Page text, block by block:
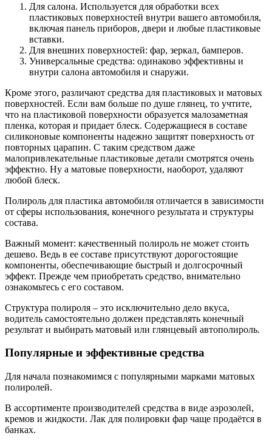
Для салона. Используется для обработки всех
пластиковых поверхностей внутри вашего автомобиля,
включая панель приборов, двери и любые пластиковые
вставки.
Для внешних поверхностей: фар, зеркал, бамперов.
Универсальные средства: одинаково эффективны и
внутри салона автомобиля и снаружи.
Кроме этого, различают средства для пластиковых и матовых
поверхностей. Если вам больше по душе глянец, то учтите,
что на пластиковой поверхности образуется малозаметная
пленка, которая и придает блеск. Содержащиеся в составе
силиконовые компоненты надежно защитят поверхность от
повторных царапин. С таким средством даже
малопривлекательные пластиковые детали смотрятся очень
эффектно. Ну а матовые поверхности, наоборот, удаляют
любой блеск.
Полироль для пластика автомобиля отличается в зависимости
от сферы использования, конечного результата и структуры
состава.
Важный момент: качественный полироль не может стоить
дешево. Ведь в ее составе присутствуют дорогостоящие
компоненты, обеспечивающие быстрый и долгосрочный
эффект. Прежде чем приобретать средство, внимательно
ознакомьтесь с его составом.
Структура полироля – это исключительно дело вкуса,
водитель самостоятельно должен представлять конечный
результат и выбирать матовый или глянцевый автополироль.
Популярные и эффективные средства
Для начала познакомимся с популярными марками матовых
полиролей.
В ассортименте производителей средства в виде аэрозолей,
кремов и жидкости. Лак для полировки фар чаще продаётся в
банках.